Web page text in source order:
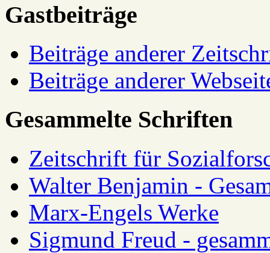
Gastbeiträge
Beiträge anderer
Beiträge anderer
Gesammelte Schriften
Zeitschrift für
Walter Benjamin -
Marx-Engels Werke
Sigmund Freud -